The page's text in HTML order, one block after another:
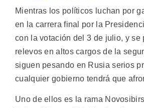
Mientras los políticos luchan por
en la carrera final por la
con la votación del 3 de julio, y se
relevos en altos cargos de la
siguen pesando en Rusia serios
cualquier gobierno tendrá que
Uno de ellos es la rama